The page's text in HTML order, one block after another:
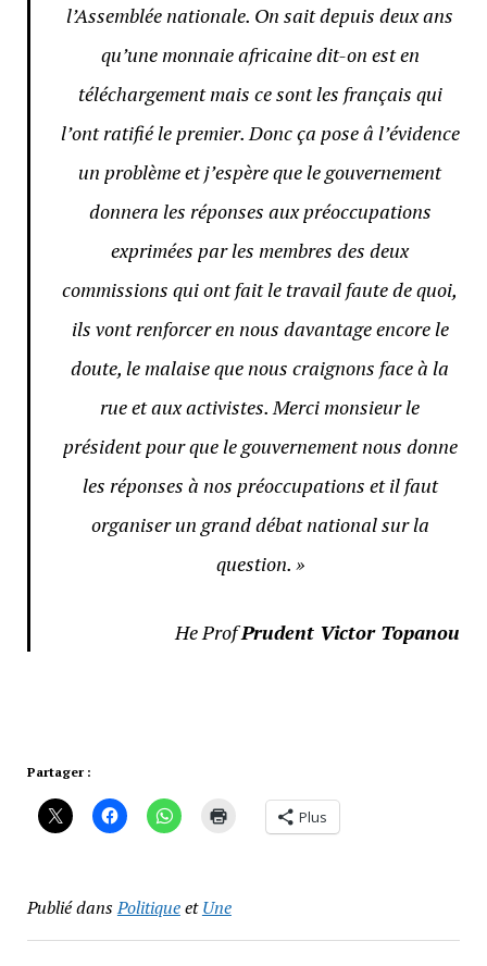
l’Assemblée nationale. On sait depuis deux ans
qu’une monnaie africaine dit-on est en
téléchargement mais ce sont les français qui
l’ont ratifié le premier. Donc ça pose â l’évidence
un problème et j’espère que le gouvernement
donnera les réponses aux préoccupations
exprimées par les membres des deux
commissions qui ont fait le travail faute de quoi,
ils vont renforcer en nous davantage encore le
doute, le malaise que nous craignons face à la
rue et aux activistes. Merci monsieur le
président pour que le gouvernement nous donne
les réponses à nos préoccupations et il faut
organiser un grand débat national sur la
question. »
He ProfPrudent Victor Topanou
Partager :
Plus
Publié dansPolitiqueetUne